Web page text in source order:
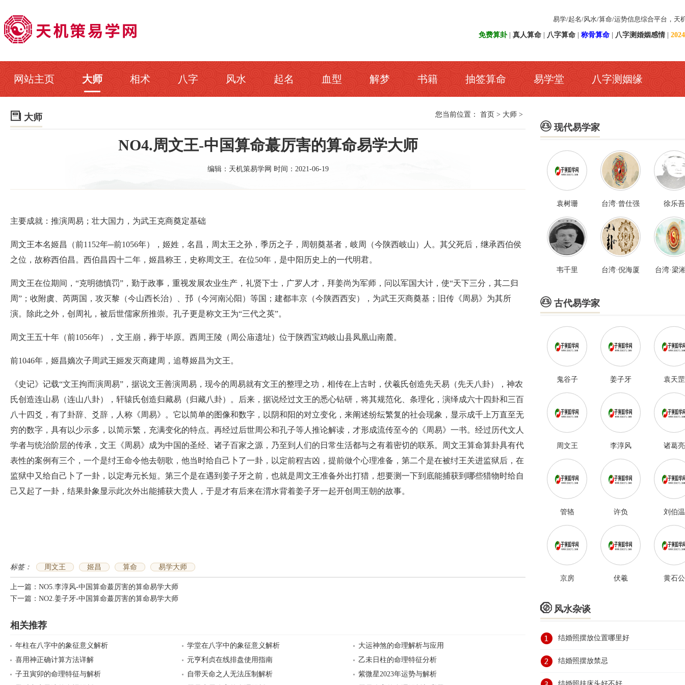
易学/起名/风水/算命/运势信息综合平台，天
免费算卦| 真人算命 八字算命 称骨算命 八字测婚姻感情
网站主页 大师 相术 八字 风水 起名 血型 解梦 书籍 抽签算命 易学堂 八字测姻缘
 大师 您当前位置： 首页 > 大师 >
NO4.周文王-中国算命蕞厉害的算命易学大师
编辑：天机策易学网 时间：2021-06-19
主要成就：推演周易；壮大国力，为武王克商奠定基础
周文王本名姬昌（前1152年─前1056年），姬姓，名昌，周太王之孙，季历之子，周朝奠基者，岐周（今陕西岐山）人。其父死后，继承西伯侯
之位，故称西伯昌。西伯昌四十二年，姬昌称王，史称周文王。在位50年，是中阳历史上的一代明君。
周文王在位期间，“克明德慎罚”，勤于政事，重视发展农业生产，礼贤下士，广罗人才，拜姜尚为军师，问以军国大计，使“天下三分，其二归
周”；收附虞、芮两国，攻灭黎（今山西长治）、邘（今河南沁阳）等国；建都丰京（今陕西西安），为武王灭商奠基；旧传《周易》为其所
演。除此之外，创周礼，被后世儒家所推崇。孔子更是称文王为“三代之英”。
周文王五十年（前1056年），文王崩，葬于毕原。西周王陵（周公庙遗址）位于陕西宝鸡岐山县凤凰山南麓。
前1046年，姬昌嫡次子周武王姬发灭商建周，追尊姬昌为文王。
《史记》记载“文王拘而演周易”，据说文王善演周易，现今的周易就有文王的整理之功，相传在上古时，伏羲氏创造先天易（先天八卦），神农
氏创造连山易（连山八卦），轩辕氏创造归藏易（归藏八卦）。后来，据说经过文王的悉心钻研，将其规范化、条理化，演绎成六十四卦和三百
八十四爻，有了卦辞、爻辞，人称《周易》。它以简单的图像和数字，以阴和阳的对立变化，来阐述纷纭繁复的社会现象，显示成千上万直至无
穷的数字，具有以少示多，以简示繁，充满变化的特点。再经过后世周公和孔子等人推论解读，才形成流传至今的《周易》一书。经过历代文人
学者与统治阶层的传承，文王《周易》成为中国的圣经、诸子百家之源，乃至到人们的日常生活都与之有着密切的联系。周文王算命算卦具有代
表性的案例有三个，一个是纣王命令他去朝歌，他当时给自己卜了一卦，以定前程吉凶，提前做个心理准备，第二个是在被纣王关进监狱后，在
监狱中又给自己卜了一卦，以定寿元长短。第三个是在遇到姜子牙之前，也就是周文王准备外出打猎，想要测一下到底能捕获到哪些猎物时给自
己又起了一卦，结果卦象显示此次外出能捕获大贵人，于是才有后来在渭水背着姜子牙一起开创周王朝的故事。
标签： 周文王 姬昌 算命 易学大师
上一篇： NO5.李淳风-中国算命蕞厉害的算命易学大师
下一篇： NO2.姜子牙-中国算命蕞厉害的算命易学大师
相关推荐
年柱在八字中的象征意义解析 学堂在八字中的象征意义解析
大运神煞的命理解析与应用
喜用神正确计算方法详解
元亨利贞在线排盘使用指南
乙未日柱的命理特征分析
子丑寅卯的命理特征与解析
自带天命之人无法压制解析
紫微星2023年运势与解析
 现代易学家
袁树珊 台湾·曾仕强 徐乐吾
韦千里 台湾·倪海厦 台湾·梁
 古代易学家
鬼谷子 姜子牙 袁天罡
周文王 李淳风 诸葛亮
管辂 许负 刘伯温
京房 伏羲 黄石公
风水杂谈
结婚照摆放位置哪里好
结婚照摆放禁忌